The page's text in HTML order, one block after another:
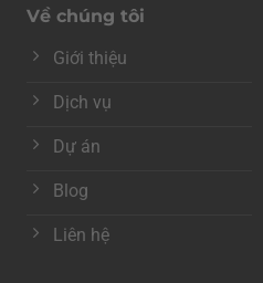
Về chúng tôi
Giới thiệu
Dịch vụ
Dự án
Blog
Liên hệ